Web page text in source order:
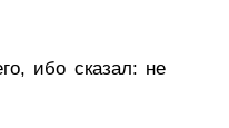
ибо сказал: не